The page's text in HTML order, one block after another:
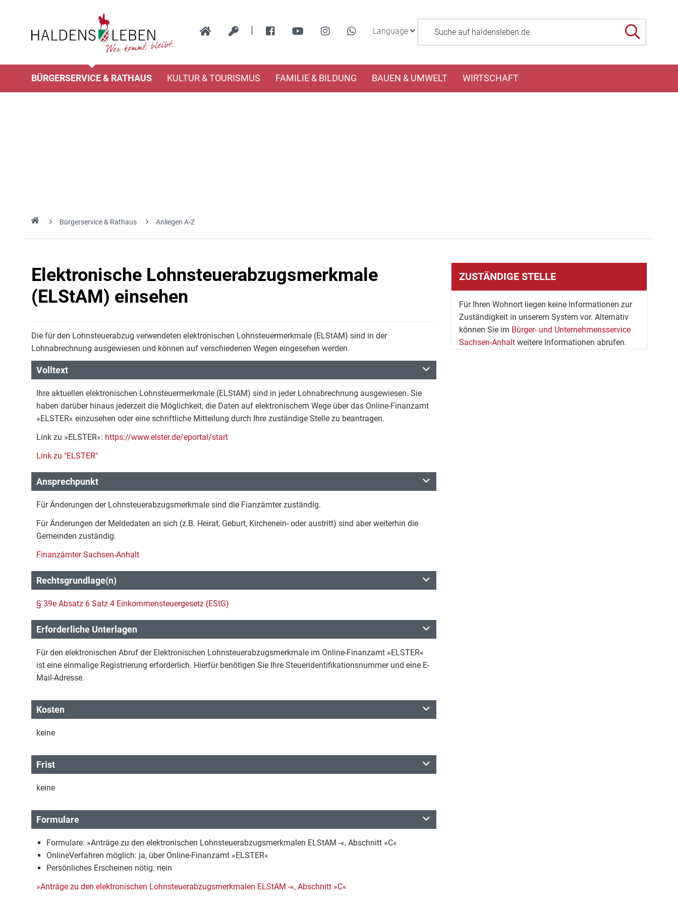
| Language
BÜRGERSERVICE & RATHAUS KULTUR & TOURISMUS FAMILIE & BILDUNG BAUEN & UMWELT WIRTSCHAFT
Bürgerservice & Rathaus Anliegen A-Z
Elektronische Lohnsteuerabzugsmerkmale
(ELStAM) einsehen
Die für den Lohnsteuerabzug verwendeten elektronischen Lohnsteuermerkmale (ELStAM) sind in der
Lohnabrechnung ausgewiesen und können auf verschiedenen Wegen eingesehen werden.
Volltext
Ihre aktuellen elektronischen Lohnsteuermerkmale (ELStAM) sind in jeder Lohnabrechnung ausgewiesen. Sie
haben darüber hinaus jederzeit die Möglichkeit, die Daten auf elektronischem Wege über das Online-Finanzamt
»ELSTER« einzusehen oder eine schriftliche Mitteilung durch Ihre zuständige Stelle zu beantragen.
Link zu »ELSTER«: https://www.elster.de/eportal/start
Link zu "ELSTER"
Ansprechpunkt
Für Änderungen der Lohnsteuerabzugsmerkmale sind die Fianzämter zuständig.
Für Änderungen der Meldedaten an sich (z.B. Heirat, Geburt, Kirchenein- oder austritt) sind aber weiterhin die
Gemeinden zuständig.
Finanzämter Sachsen-Anhalt
Rechtsgrundlage(n)
§ 39e Absatz 6 Satz 4 Einkommensteuergesetz (EStG)
Erforderliche Unterlagen
Für den elektronischen Abruf der Elektronischen Lohnsteuerabzugsmerkmale im Online-Finanzamt »ELSTER«
ist eine einmalige Registrierung erforderlich. Hierfür benötigen Sie Ihre Steueridentifikationsnummer und eine E-
Mail-Adresse.
Kosten
keine
Frist
keine
Formulare
Formulare: »Anträge zu den elektronischen Lohnsteuerabzugsmerkmalen ELStAM -«, Abschnitt »C«
OnlineVerfahren möglich: ja, über Online-Finanzamt »ELSTER«
Persönliches Erscheinen nötig: nein
»Anträge zu den elektronischen Lohnsteuerabzugsmerkmalen ELStAM -«, Abschnitt »C«
ZUSTÄNDIGE STELLE
Für Ihren Wohnort liegen keine Informationen zur
Zuständigkeit in unserem System vor. Alternativ
können Sie im Bürger- und Unternehmensservice
Sachsen-Anhalt weitere Informationen abrufen.